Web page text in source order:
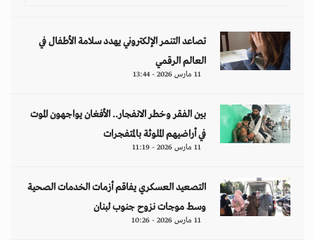
تصاعد التنمر الإلكتروني يهدد سلامة الأطفال في
العالم الرقمي
11 مارس 2026 - 13:44
بين الفقر وخطر الانفجار.. الأفغان يواجهون الموت
في أراضيهم الملوثة بالمتفجرات
11 مارس 2026 - 11:19
التصعيد العسكري يفاقم أزمات الخدمات الصحية
وسط موجات نزوح جنوب لبنان
11 مارس 2026 - 10:26